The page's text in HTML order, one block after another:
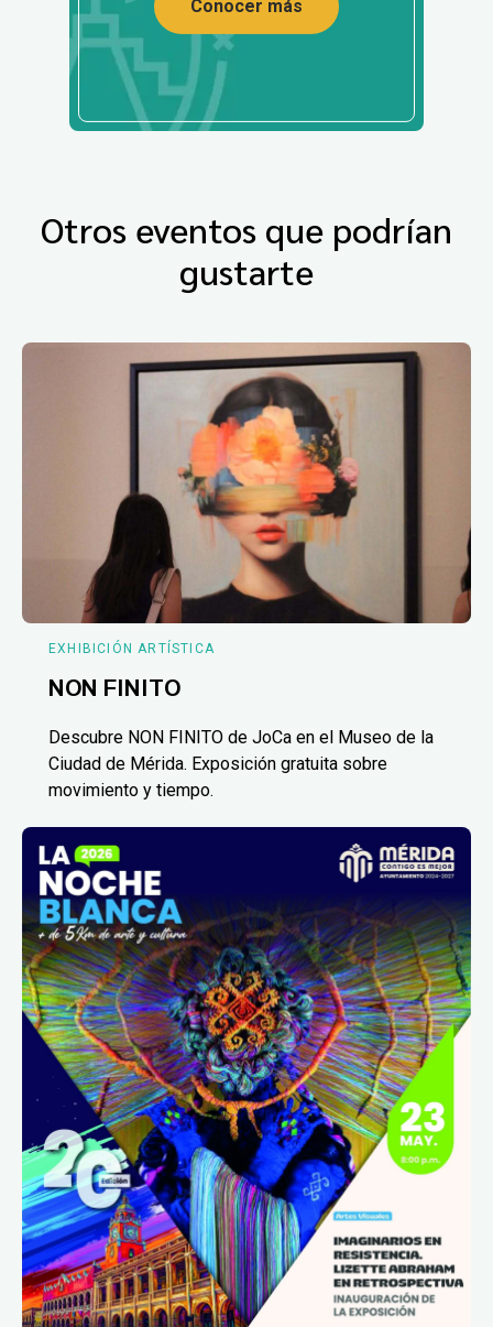
Conocer más
Otros eventos que podrían
gustarte
EXHIBICIÓN ARTÍSTICA
NON FINITO
Descubre NON FINITO de JoCa en el Museo de la
Ciudad de Mérida. Exposición gratuita sobre
movimiento y tiempo.